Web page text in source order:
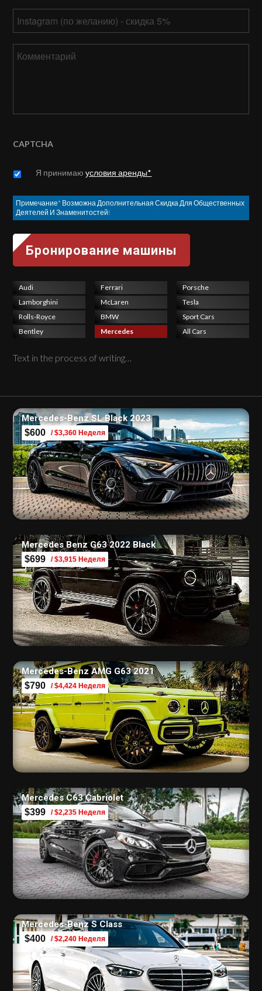
слеш
ГГГГ
слеш
слеш
ГГГГ
Instagram
CAPTCHA
Untitled *
Я принимаюусловия аренды*
Примечание* Возможна Дополнительная Скидка Для Общественных
Деятелей И Знаменитостей!
Audi
Lamborghini
Rolls-Royce
Bentley
Ferrari
McLaren
BMW
Mercedes
Porsche
Tesla
Sport Cars
All Cars
Text in the process of writing…
Mercedes-Benz SL Black 2023
$600 / $3,360 Неделя
Mercedes Benz G63 2022 Black
$699 / $3,915 Неделя
Mercedes-Benz AMG G63 2021
$790 / $4,424 Неделя
Mercedes C63 Cabriolet
$399 / $2,235 Неделя
Mercedes-Benz S Class
$400 / $2,240 Неделя